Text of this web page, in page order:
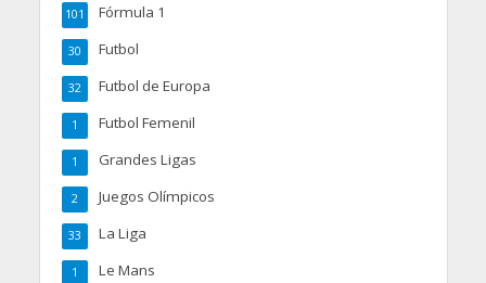
Fórmula 1
101
Futbol
30
Futbol de Europa
32
Futbol Femenil
1
Grandes Ligas
1
Juegos Olímpicos
2
La Liga
33
Le Mans
1